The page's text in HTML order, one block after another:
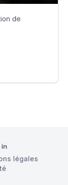
de
LinkedIn
légales